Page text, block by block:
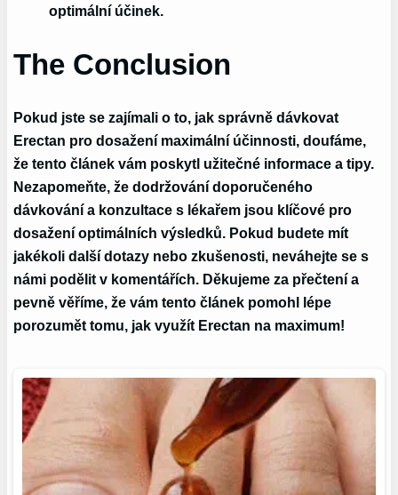
optimální účinek.
The Conclusion
Pokud jste se zajímali o to, jak správně dávkovat
Erectan pro dosažení maximální účinnosti, doufáme,
že tento článek vám poskytl užitečné informace a tipy.
Nezapomeňte, že dodržování doporučeného
dávkování a konzultace s lékařem jsou klíčové pro
dosažení optimálních výsledků. Pokud budete mít
jakékoli další dotazy nebo zkušenosti, neváhejte se s
námi podělit v komentářích. Děkujeme za přečtení a
pevně věříme, že vám tento článek pomohl lépe
porozumět tomu, jak využít Erectan na maximum!